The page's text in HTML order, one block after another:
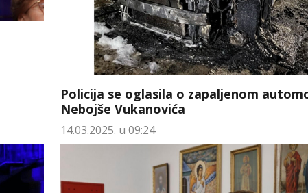
Policija se oglasila o zapaljenom
Nebojše Vukanovića
14.03.2025. u 09:24